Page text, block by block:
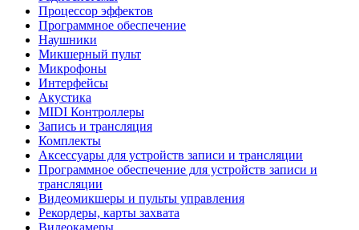
Процессор эффектов
Программное обеспечение
Наушники
Микшерный пульт
Микрофоны
Интерфейсы
Акустика
MIDI Контроллеры
Запись и трансляция
Комплекты
Аксессуары для устройств записи и трансляции
Программное обеспечение для устройств записи и
трансляции
Видеомикшеры и пульты управления
Рекордеры, карты захвата
Видеокамеры